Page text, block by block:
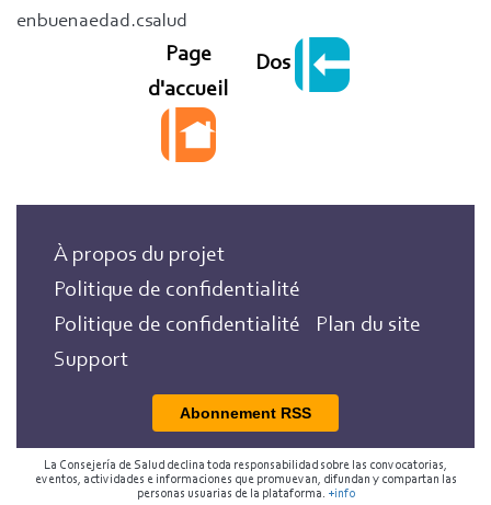
enbuenaedad.csalud
Page
d'accueil
Dos
À propos du projet
Politique de confidentialité
Politique de confidentialité
Plan du site
Support
Abonnement RSS
La Consejería de Salud declina toda responsabilidad sobre las convocatorias,
eventos, actividades e informaciones que promuevan, difundan y compartan las
personas usuarias de la plataforma. +info